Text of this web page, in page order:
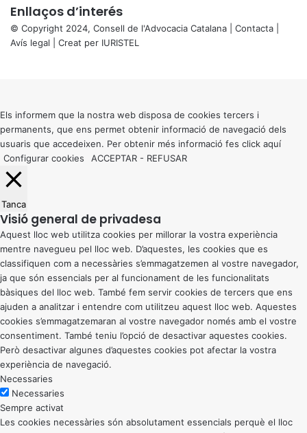
Enllaços d’interés
© Copyright 2024, Consell de l'Advocacia Catalana | Contacta
Avís legal | Creat per IURISTEL
button
Els informem que la nostra web disposa de cookies tercers i
permanents, que ens permet obtenir informació de navegació dels
usuaris que accedeixen. Per obtenir més informació fes click aquí
Configurar cookies
ACCEPTAR - REFUSAR
Tanca
Visió general de privadesa
Aquest lloc web utilitza cookies per millorar la vostra experiència
mentre navegueu pel lloc web. D’aquestes, les cookies que es
classifiquen com a necessàries s’emmagatzemen al vostre navegador,
ja que són essencials per al funcionament de les funcionalitats
bàsiques del lloc web. També fem servir cookies de tercers que ens
ajuden a analitzar i entendre com utilitzeu aquest lloc web. Aquestes
cookies s’emmagatzemaran al vostre navegador només amb el vostre
consentiment. També teniu l’opció de desactivar aquestes cookies.
Però desactivar algunes d’aquestes cookies pot afectar la vostra
experiència de navegació.
Necessaries
Necessaries
Sempre activat
Les cookies necessàries són absolutament essencials perquè el lloc